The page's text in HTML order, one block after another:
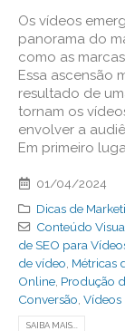
Os vídeos
panorama do
como as
Essa ascensão
resultado de
tornam os
envolver a
Em primeiro
01/04/2024
Dicas de
Conteúdo
de SEO para
de vídeo Métricas
Online Produção
Conversão Vídeos
SAIBA MAIS...